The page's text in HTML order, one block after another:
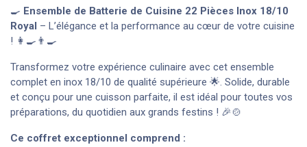
🍳 Ensemble de Batterie de Cuisine 22 Pièces Inox 18/10
Royal – L’élégance et la performance au cœur de votre cuisine
! 👩‍🍳👨‍🍳
Transformez votre expérience culinaire avec cet ensemble
complet en inox 18/10 de qualité supérieure 🌟. Solide, durable
et conçu pour une cuisson parfaite, il est idéal pour toutes vos
préparations, du quotidien aux grands festins ! 🎉🍲
Ce coffret exceptionnel comprend :